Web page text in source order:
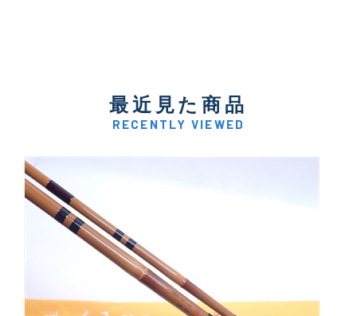
最近見た商品
RECENTLY VIEWED